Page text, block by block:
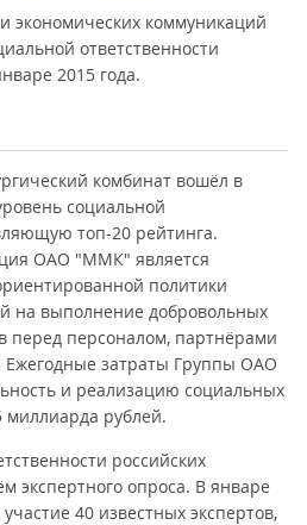
экономических коммуникаций
ответственности
2015 года.
комбинат вошёл в
социальной
топ-20 рейтинга.
ОАО "ММК" является
политики
на выполнение добровольных
перед персоналом, партнёрами
затраты Группы ОАО
и реализацию социальных
миллиарда рублей.
российских
экспертного опроса. В январе
40 известных экспертов,